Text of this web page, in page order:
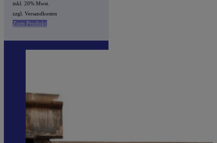
inkl. 20% Mwst.
zzgl. Versandkosten
Zum Produkt